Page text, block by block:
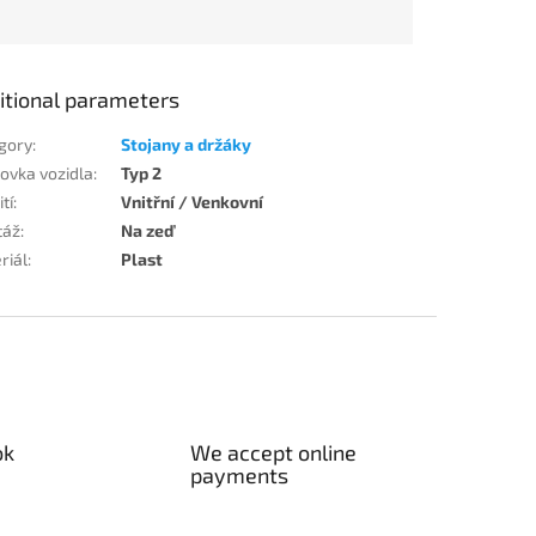
parameters
:
Stojany a držáky
vozidla:
Typ 2
:
Vnitřní / Venkovní
:
Na zeď
: Plast
We accept online
payments